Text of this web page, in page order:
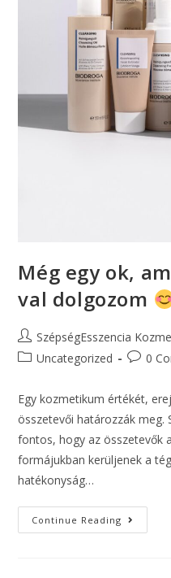
Még egy ok,
val dolgozom
SzépségEsszencia
Uncategorized
0
Egy kozmetikum értékét,
összetevői határozzák meg.
fontos, hogy az összetevők
formájukban kerüljenek a
hatékonyság…
Continue Reading